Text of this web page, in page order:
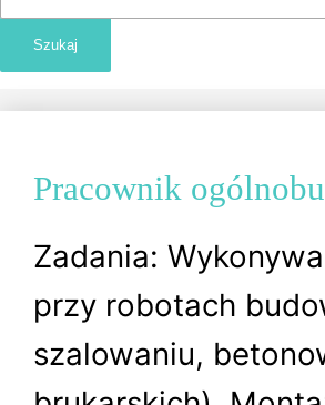
Pracownik
Zadania:
przy robotach
szalowaniu,